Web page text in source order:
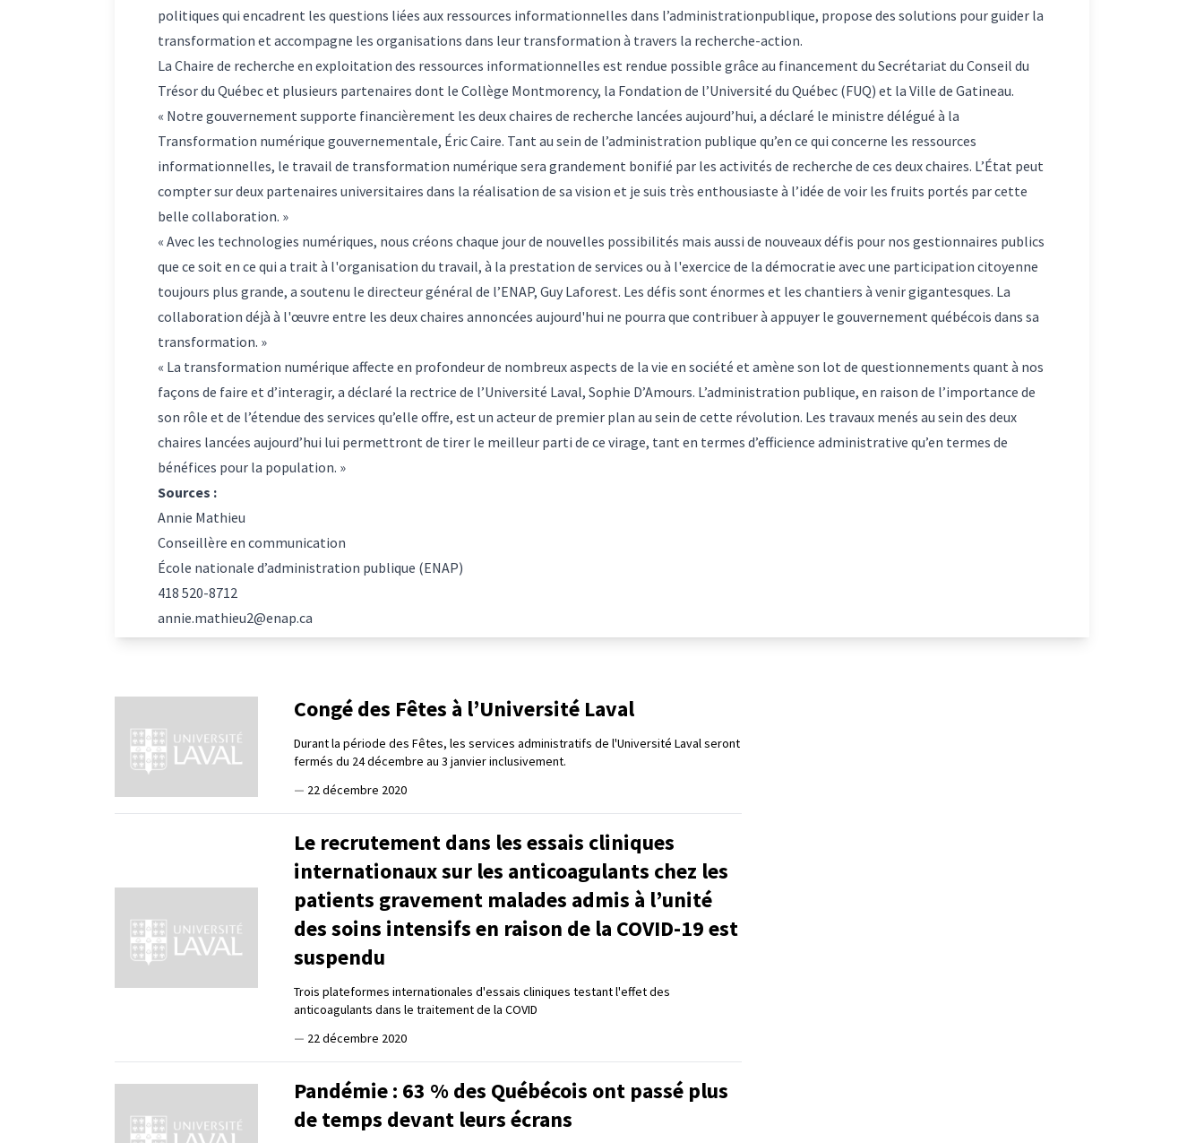
politiques qui encadrent les questions liées aux ressources informationnelles dans l’administrationpublique, propose des solutions pour guider la
transformation et accompagne les organisations dans leur transformation à travers la recherche-action.
La Chaire de recherche en exploitation des ressources informationnelles est rendue possible grâce au financement du Secrétariat du Conseil du
Trésor du Québec et plusieurs partenaires dont le Collège Montmorency, la Fondation de l’Université du Québec (FUQ) et la Ville de Gatineau.
« Notre gouvernement supporte financièrement les deux chaires de recherche lancées aujourd’hui, a déclaré le ministre délégué à la
Transformation numérique gouvernementale, Éric Caire. Tant au sein de l’administration publique qu’en ce qui concerne les ressources
informationnelles, le travail de transformation numérique sera grandement bonifié par les activités de recherche de ces deux chaires. L’État peut
compter sur deux partenaires universitaires dans la réalisation de sa vision et je suis très enthousiaste à l’idée de voir les fruits portés par cette
belle collaboration. »
« Avec les technologies numériques, nous créons chaque jour de nouvelles possibilités mais aussi de nouveaux défis pour nos gestionnaires publics
que ce soit en ce qui a trait à l'organisation du travail, à la prestation de services ou à l'exercice de la démocratie avec une participation citoyenne
toujours plus grande, a soutenu le directeur général de l’ENAP, Guy Laforest. Les défis sont énormes et les chantiers à venir gigantesques. La
collaboration déjà à l'œuvre entre les deux chaires annoncées aujourd'hui ne pourra que contribuer à appuyer le gouvernement québécois dans sa
transformation. »
« La transformation numérique affecte en profondeur de nombreux aspects de la vie en société et amène son lot de questionnements quant à nos
façons de faire et d’interagir, a déclaré la rectrice de l’Université Laval, Sophie D’Amours. L’administration publique, en raison de l’importance de
son rôle et de l’étendue des services qu’elle offre, est un acteur de premier plan au sein de cette révolution. Les travaux menés au sein des deux
chaires lancées aujourd’hui lui permettront de tirer le meilleur parti de ce virage, tant en termes d’efficience administrative qu’en termes de
bénéfices pour la population. »
Sources :
Annie Mathieu
Conseillère en communication
École nationale d’administration publique (ENAP)
418 520-8712
annie.mathieu2@enap.ca
Congé des Fêtes à l’Université Laval
Durant la période des Fêtes, les services administratifs de l'Université Laval seront
fermés du 24 décembre au 3 janvier inclusivement.
— 22 décembre 2020
Le recrutement dans les essais cliniques
internationaux sur les anticoagulants chez les
patients gravement malades admis à l’unité
des soins intensifs en raison de la COVID-19 est
suspendu
Trois plateformes internationales d'essais cliniques testant l'effet des
anticoagulants dans le traitement de la COVID
— 22 décembre 2020
Pandémie : 63 % des Québécois ont passé plus
de temps devant leurs écrans